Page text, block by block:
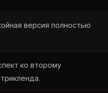
версия полностью
ко второму